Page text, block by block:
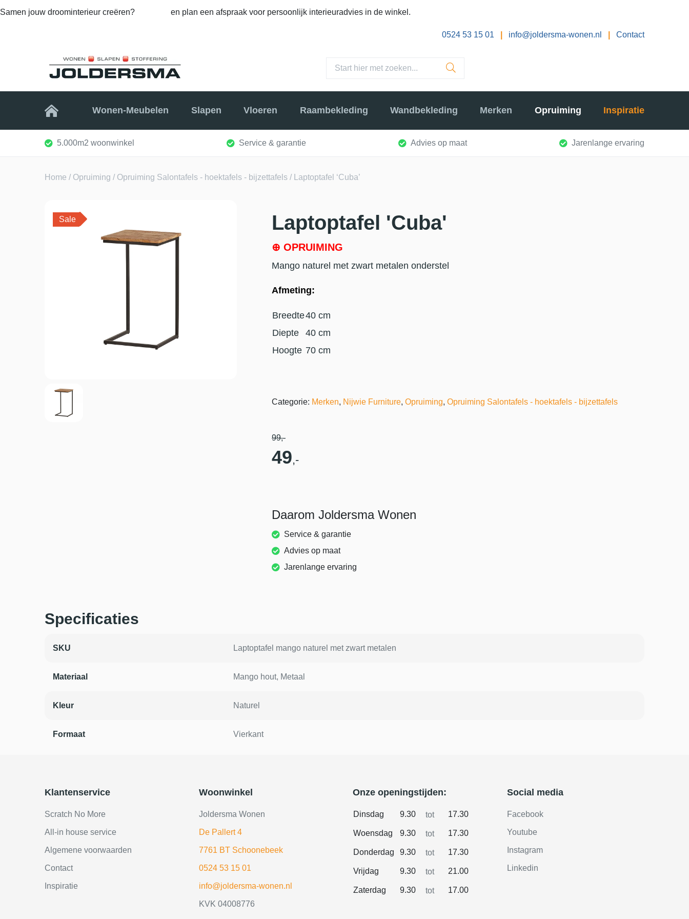
Samen jouw droominterieur creëren? en plan een afspraak voor persoonlijk interieuradvies in de winkel.
0524 53 15 01 info@joldersma-wonen.nl Contact
Home Wonen-Meubelen Slapen Vloeren Raambekleding Wandbekleding Merken Opruiming Inspiratie
5.000m2 woonwinkel Service & garantie Advies op maat Jarenlange ervaring
Home / Opruiming / Opruiming Salontafels - hoektafels - bijzettafels / Laptoptafel ‘Cuba’
Sale Laptoptafel 'Cuba'
⊕ OPRUIMING
Mango naturel met zwart metalen onderstel
Afmeting:
Breedte40 cm
Diepte
40 cm
Hoogte 70 cm
Categorie: Merken, Nijwie Furniture, Opruiming, Opruiming Salontafels - hoektafels - bijzettafels
99,-
49,-
Daarom Joldersma Wonen
Service & garantie
Advies op maat
Jarenlange ervaring
Specificaties
SKU Laptoptafel mango naturel met zwart metalen
Materiaal Mango hout, Metaal
Kleur Naturel
Formaat Vierkant
Klantenservice
Scratch No More
All-in house service
Algemene voorwaarden
Contact
Inspiratie
Woonwinkel
Joldersma Wonen
De Pallert 4
7761 BT Schoonebeek
0524 53 15 01
info@joldersma-wonen.nl
KVK 04008776
Onze openingstijden:
Dinsdag 9.30 tot 17.30
Woensdag 9.30 tot 17.30
Donderdag 9.30 tot 17.30
Vrijdag 9.30 tot 21.00
Zaterdag 9.30 tot 17.00
Social media
Facebook
Youtube
Instagram
Linkedin